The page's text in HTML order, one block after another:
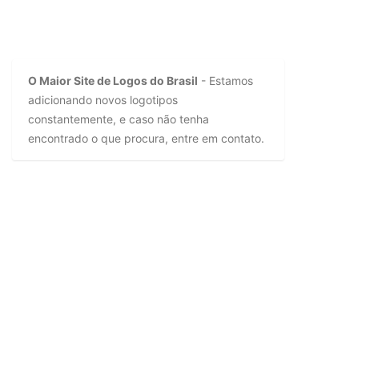
O Maior Site de Logos do Brasil - Estamos
adicionando novos logotipos
constantemente, e caso não tenha
encontrado o que procura, entre em contato.